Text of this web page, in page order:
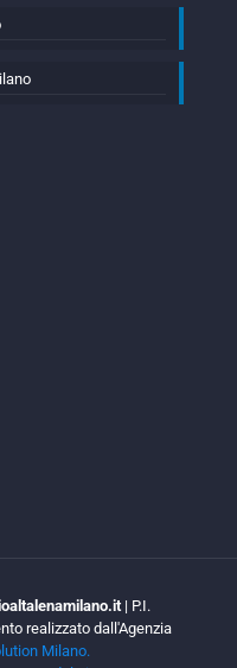
| P.I.
realizzato dall'Agenzia
Milano.